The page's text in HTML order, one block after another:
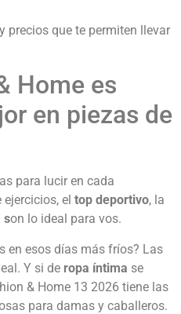
precios que te permiten llevar
Home es
en piezas de
para lucir en cada
el top deportivo, la
son lo ideal para vos.
en esos días más fríos? Las
Y si de ropa íntima se
& Home 13 2026 tiene las
para damas y caballeros.